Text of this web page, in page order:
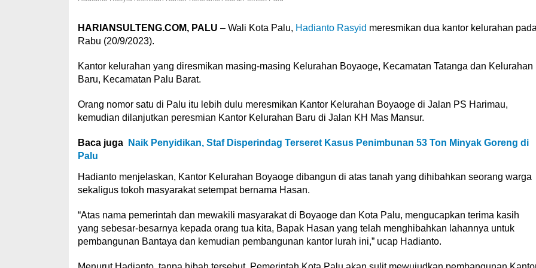
HARIANSULTENG.COM, PALU – Wali Kota Palu, Hadianto Rasyid meresmikan dua kantor kelurahan
Rabu (20/9/2023).
Kantor kelurahan yang diresmikan masing-masing Kelurahan Boyaoge, Kecamatan Tatanga dan Kelurahan
Baru, Kecamatan Palu Barat.
Orang nomor satu di Palu itu lebih dulu meresmikan Kantor Kelurahan Boyaoge di Jalan PS Harimau,
kemudian dilanjutkan peresmian Kantor Kelurahan Baru di Jalan KH Mas Mansur.
Baca juga
Naik Penyidikan, Staf Disperindag Terseret Kasus Penimbunan 53 Ton Minyak Goreng di
Palu
Hadianto menjelaskan, Kantor Kelurahan Boyaoge dibangun di atas tanah yang dihibahkan seorang warga
sekaligus tokoh masyarakat setempat bernama Hasan.
“Atas nama pemerintah dan mewakili masyarakat di Boyaoge dan Kota Palu, mengucapkan terima kasih
yang sebesar-besarnya kepada orang tua kita, Bapak Hasan yang telah menghibahkan lahannya untuk
pembangunan Bantaya dan kemudian pembangunan kantor lurah ini,” ucap Hadianto.